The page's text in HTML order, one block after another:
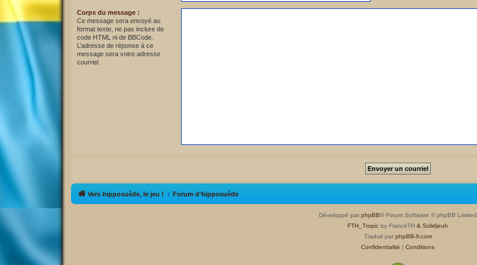
Corps du message :
Ce message sera envoyé au
format texte, ne pas inclure de
code HTML ni de BBCode.
L’adresse de réponse à ce
message sera votre adresse
courriel.
Vers hipposuède, le jeu ! Forum d'hipposuède
Développé par phpBB® Forum Software © phpBB Limited
FTH_Tropic by FranckTH & Solidjeuh
Traduit par phpBB-fr.com
Confidentialité | Conditions